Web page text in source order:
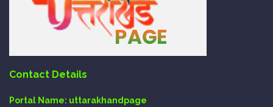
Contact Details
Portal Name: uttarakhandpage